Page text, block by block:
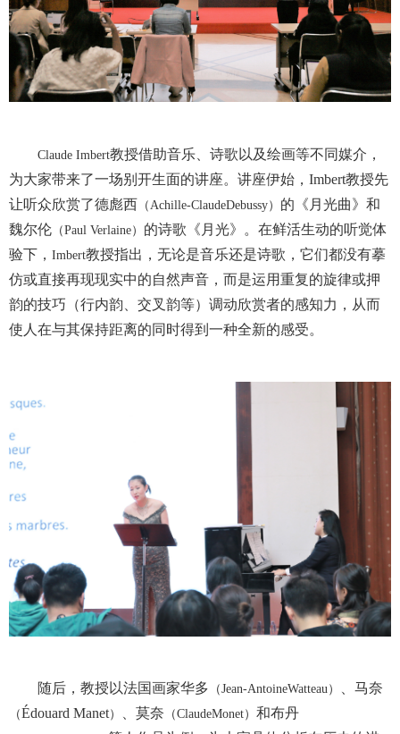
Claude Imbert教授借助音乐、诗歌以及绘画等不同媒介，
为大家带来了一场别开生面的讲座。讲座伊始， Imbert教授先
让听众欣赏了德彪西 （ Achille-ClaudeDebussy） 的《月光曲》和
魏尔伦 （Paul Verlaine） 的诗歌《月光》。在鲜活生动的听觉体
验下， Imbert教授指出，无论是音乐还是诗歌，它们都没有摹
仿或直接再现现实中的自然声音，而是运用重复的旋律或押
韵的技巧（行内韵、交叉韵等）调动欣赏者的感知力，从而
使人在与其保持距离的同时得到一种全新的感受。
随后，教授以法国画家华多 （Jean-AntoineWatteau） 、马奈
（Édouard Manet） 、莫奈 （ClaudeMonet） 和布丹